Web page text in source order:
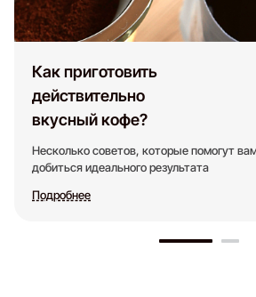
Как приготовить
действительно
вкусный кофе?
Несколько советов, которые помогут
добиться идеального результата
Подробнее